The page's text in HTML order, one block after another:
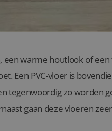
een warme houtlook of
Een PVC-vloer is
tegenwoordig zo worden
gaan deze vloeren